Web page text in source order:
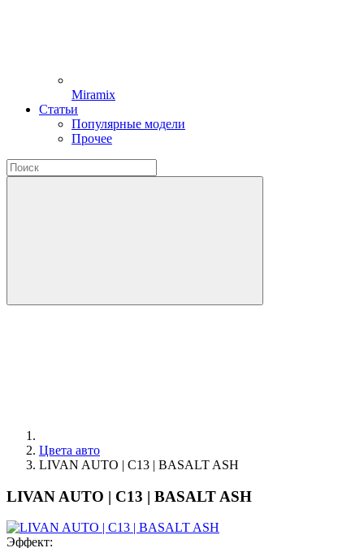
Miramix
Статьи
Популярные модели
Прочее
Цвета авто
LIVAN AUTO | C13 | BASALT ASH
LIVAN AUTO | C13 | BASALT ASH
Эффект: